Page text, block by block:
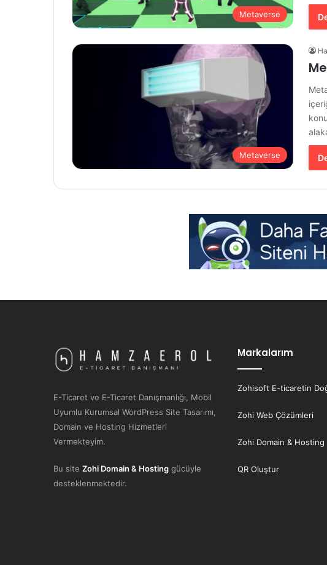
Metaverse
Metaverse
E-Ticaret ve E-Ticaret Danışmanlığı, Mobil
Uyumlu Kurumsal WordPress Site Tasarımı,
Domain ve Hosting Hizmetleri
Vermekteyim.
Bu site Zohi Domain & Hosting gücüyle
desteklenmektedir.
Markalarım
Zohisoft E-ticaretin
Zohi Web Çözümleri
Zohi Domain & Hosting
QR Oluştur